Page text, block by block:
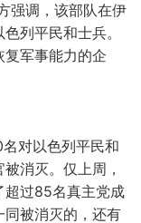
强调，该部队在伊
列平民和士兵。
军事能力的企
对以色列平民和
消灭。仅上周，
超过85名真主党成
同被消灭的，还有